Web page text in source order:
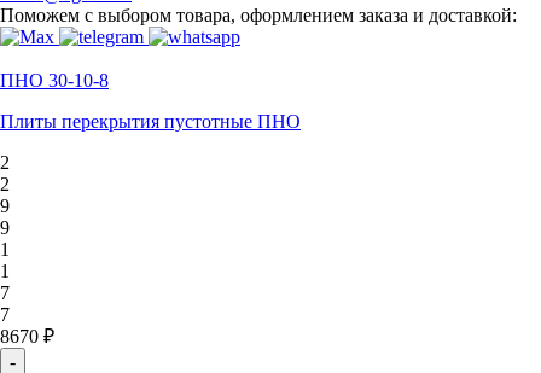
Поможем с выбором товара, оформлением заказа и доставкой:
ПНО 30-10-8
Плиты перекрытия пустотные ПНО
2
2
9
9
1
1
7
7
8670 ₽
-